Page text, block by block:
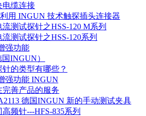
电缆连接
用 INGUN 技术触探插头连接器
测试探针之HSS-120 M系列
测试探针之HSS-120系列
强功能
INGUN）
的类型有哪些？
强功能 INGUN
善产品的服务
德国INGUN 新的手动测试夹具
频针---HFS-835系列